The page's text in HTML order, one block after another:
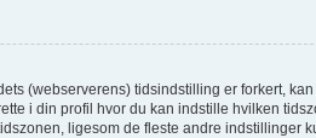
(webserverens) tidsindstilling er forkert,
i din profil hvor du kan indstille hvilken
ligesom de fleste andre indstillinger